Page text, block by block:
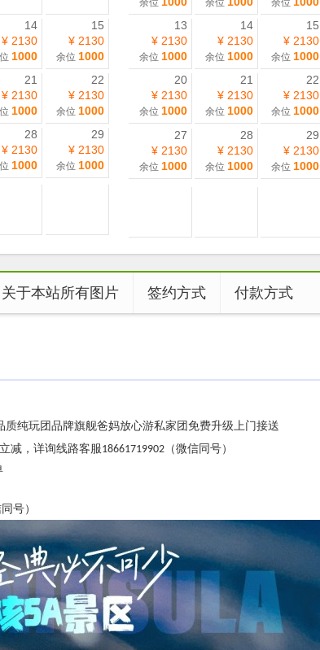
14
¥ 2130
1000
15
¥ 2130
余位 1000
21
¥ 2130
1000
22
¥ 2130
余位 1000
28
¥ 2130
1000
29
¥ 2130
余位 1000
余位 余位 余位
13
¥ 2130
余位 1000
14
¥ 2130
余位 1000
15
¥ 2130
余位 1000
20
¥ 2130
余位 1000
21
¥ 2130
余位 1000
22
¥ 2130
余位 1000
27
¥ 2130
余位 1000
28
¥ 2130
余位 1000
29
¥ 2130
余位 1000
关于本站所有图片 签约方式 付款方式
质纯玩团品牌旗舰爸妈放心游私家团免费升级上门接送
减，详询线路客服18661719902 （微信同号）
号）